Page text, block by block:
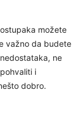
možete
važno da budete
ne
i
dobro.